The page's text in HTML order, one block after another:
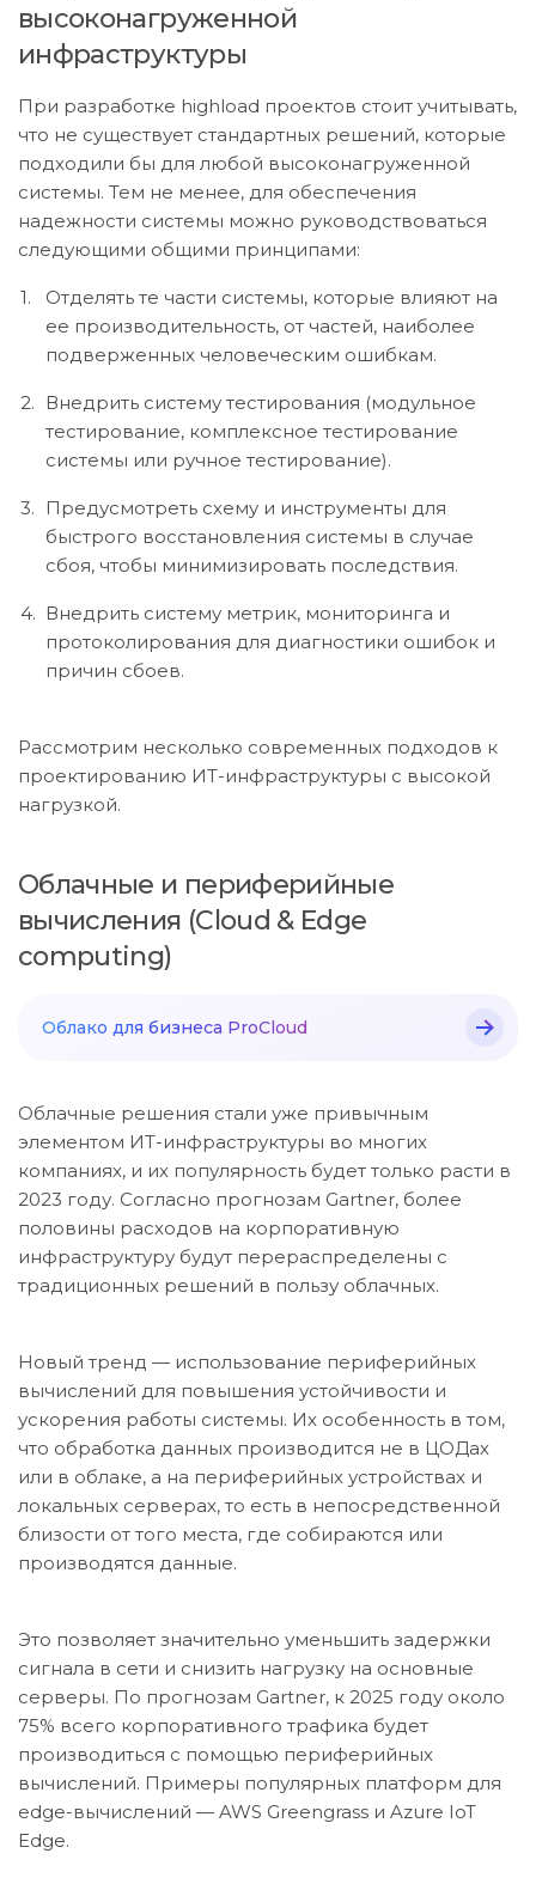
высоконагруженной
инфраструктуры
При разработке highload проектов стоит учитывать,
что не существует стандартных решений, которые
подходили бы для любой высоконагруженной
системы. Тем не менее, для обеспечения
надежности системы можно руководствоваться
следующими общими принципами:
Отделять те части системы, которые влияют на
ее производительность, от частей, наиболее
подверженных человеческим ошибкам.
Внедрить систему тестирования (модульное
тестирование, комплексное тестирование
системы или ручное тестирование).
Предусмотреть схему и инструменты для
быстрого восстановления системы в случае
сбоя, чтобы минимизировать последствия.
Внедрить систему метрик, мониторинга и
протоколирования для диагностики ошибок и
причин сбоев.
Рассмотрим несколько современных подходов к
проектированию ИТ-инфраструктуры с высокой
нагрузкой.
Облачные и периферийные
вычисления (Cloud & Edge
computing)
Облако для бизнеса ProCloud
Облачные решения стали уже привычным
элементом ИТ-инфраструктуры во многих
компаниях, и их популярность будет только расти в
2023 году. Согласно прогнозам Gartner, более
половины расходов на корпоративную
инфраструктуру будут перераспределены с
традиционных решений в пользу облачных.
Новый тренд — использование периферийных
вычислений для повышения устойчивости и
ускорения работы системы. Их особенность в том,
что обработка данных производится не в ЦОДах
или в облаке, а на периферийных устройствах и
локальных серверах, то есть в непосредственной
близости от того места, где собираются или
производятся данные.
Это позволяет значительно уменьшить задержки
сигнала в сети и снизить нагрузку на основные
серверы. По прогнозам Gartner, к 2025 году около
75% всего корпоративного трафика будет
производиться с помощью периферийных
вычислений. Примеры популярных платформ для
edge-вычислений — AWS Greengrass и Azure IoT
Edge.